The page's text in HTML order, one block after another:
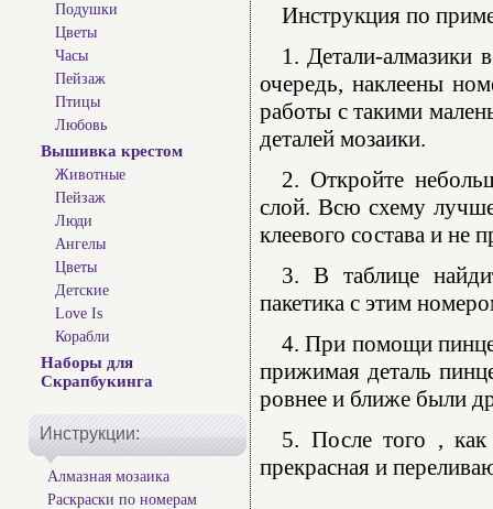
Подушки
Цветы
Часы
Пейзаж
Птицы
Любовь
Вышивка крестом
Животные
Пейзаж
Люди
Ангелы
Цветы
Детские
Love Is
Корабли
Наборы для
Скрапбукинга
Инструкции:
Алмазная мозаика
Раскраски по номерам
Инструкция по
1. Детали-алмазики
очередь, наклеены
работы с такими
деталей мозаики.
2. Откройте
слой. Всю схему
клеевого состава и не
3. В таблице
пакетика с этим
4. При помощи
прижимая деталь
ровнее и ближе были
5. После того , как
прекрасная и